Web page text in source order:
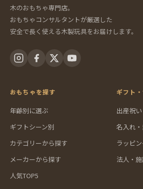
木のおもちゃ専門店。
おもちゃコンサルタントが厳選した
安全で長く使える木製玩具をお届けします。
おもちゃを探す
年齢別に選ぶ
ギフトシーン別
カテゴリーから探す
メーカーから探す
人気TOP5
ギフト
出産祝い
名入れ
ラッピ
法人・